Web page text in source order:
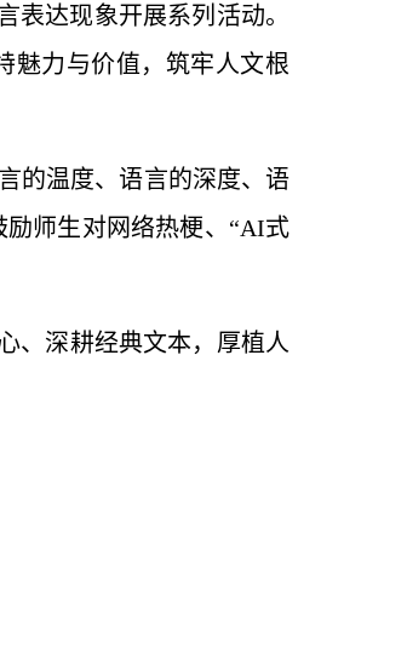
达现象开展系列活动。
魅力与价值，筑牢人文根
的温度、语言的深度、语
师生对网络热梗、“AI式
、深耕经典文本，厚植人